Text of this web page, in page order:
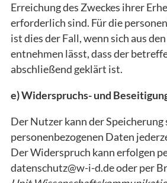
Erreichung des Zweckes ihrer
erforderlich sind. Für die
ist dies der Fall, wenn sich aus
entnehmen lässt, dass der
abschließend geklärt ist.
e) Widerspruchs- und
Der Nutzer kann der Speicherung
personenbezogenen Daten
Der Widerspruch kann erfolgen
datenschutz@w-i-d.de oder per